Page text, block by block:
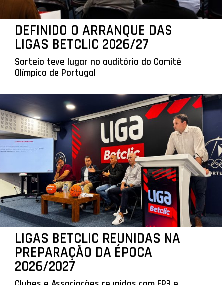
DEFINIDO O ARRANQUE DAS
LIGAS BETCLIC 2026/27
Sorteio teve lugar no auditório do Comité
Olímpico de Portugal
LIGAS BETCLIC REUNIDAS NA
PREPARAÇÃO DA ÉPOCA
2026/2027